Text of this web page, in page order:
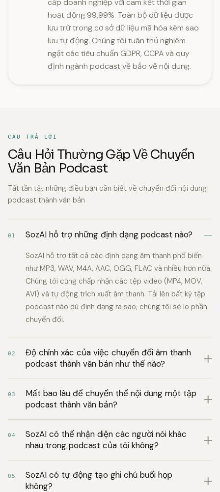
cấp doanh nghiệp với cam kết thời gian
hoạt động 99,99%. Toàn bộ dữ liệu được
lưu trữ trong cơ sở dữ liệu mã hóa kèm sao
lưu tự động. Chúng tôi tuân thủ nghiêm
ngặt các tiêu chuẩn GDPR, CCPA và quy
định ngành podcast về bảo vệ nội dung.
CÂU TRẢ LỜI
Câu Hỏi Thường Gặp Về Chuyển
Văn Bản Podcast
Tất tần tật những điều bạn cần biết về chuyển đổi nội dung
podcast thành văn bản
01 SozAI hỗ trợ những định dạng podcast nào?
SozAI hỗ trợ tất cả các định dạng âm thanh phổ biến
như MP3, WAV, M4A, AAC, OGG, FLAC và nhiều hơn nữa.
Chúng tôi cũng chấp nhận các tệp video (MP4, MOV,
AVI) và tự động trích xuất âm thanh. Tải lên bất kỳ tập
podcast nào dù định dạng ra sao, chúng tôi sẽ lo phần
chuyển đổi.
02
Độ chính xác của việc chuyển đổi âm thanh
podcast thành văn bản như thế nào?
03
Mất bao lâu để chuyển thể nội dung một tập
podcast thành văn bản?
04
SozAI có thể nhận diện các người nói khác
nhau trong podcast của tôi không?
05
SozAI có tự động tạo ghi chú buổi họp
không?